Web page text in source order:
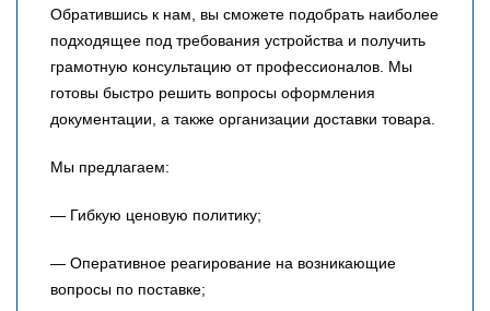
Обратившись к нам, вы сможете подобрать наиболее
подходящее под требования устройства и получить
грамотную консультацию от профессионалов. Мы
готовы быстро решить вопросы оформления
документации, а также организации доставки товара.
Мы предлагаем:
— Гибкую ценовую политику;
— Оперативное реагирование на возникающие
вопросы по поставке;